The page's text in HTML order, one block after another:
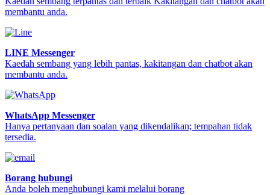
membantu anda.
LINE Messenger
Kaedah sembang yang lebih pantas, kakitangan dan chatbot akan
membantu anda.
WhatsApp Messenger
Hanya pertanyaan dan soalan yang dikendalikan; tempahan tidak
tersedia.
Borang hubungi
Anda boleh menghubungi kami melalui borang